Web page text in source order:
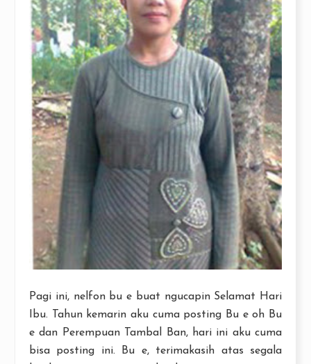
Pagi ini, nelfon bu e buat ngucapin Selamat Hari
Ibu. Tahun kemarin aku cuma posting Bu e oh Bu
e dan Perempuan Tambal Ban, hari ini aku cuma
bisa posting ini. Bu e, terimakasih atas segala